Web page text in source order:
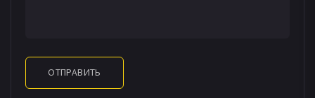
ОТПРАВИТЬ